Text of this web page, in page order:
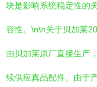
块是影响系统稳定性的
容性。\n\n关于贝加莱
由贝加莱原厂直接生产
续供应真品配件。由于